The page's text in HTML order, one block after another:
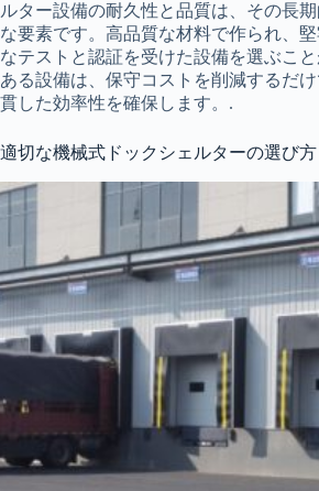
ルター設備の耐久性と品質は、その長
な要素です。高品質な材料で作られ、
なテストと認証を受けた設備を選ぶこ
ある設備は、保守コストを削減するだ
貫した効率性を確保します。.
適切な機械式ドックシェルターの選び方